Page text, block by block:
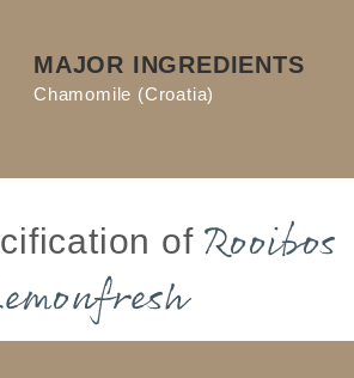
MAJOR INGREDIENTS
Chamomile (Croatia)
of Rooibos